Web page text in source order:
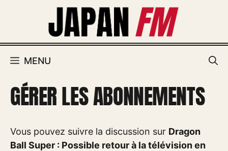
MENU
GÉRER LES ABONNEMENTS
Vous pouvez suivre la discussion sur Dragon
Ball Super : Possible retour à la télévision en